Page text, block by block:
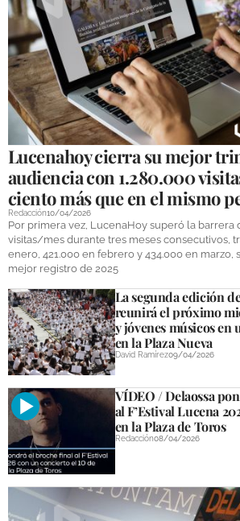
Lucenahoy cierra su mejor
audiencia con 1.280.000
ciento más que en el mismo
Redacción10/04/2026
Por primera vez, LucenaHoy superó la barrera
visitas/mes durante tres meses consecutivos,
enero, 421.000 en febrero y 434.000 en marzo,
mejor registro de 2025
La segunda edición
reunirá el próximo
y jóvenes músicos en
en la Plaza Nueva
David Ramírez09/04/2026
VÍDEO / Delaossa
al F’Estival Lucena
en la Plaza de Toros
Redacción08/04/2026